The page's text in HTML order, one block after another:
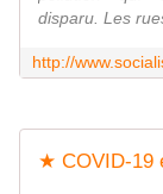
disparu. Les
★ COVID-19